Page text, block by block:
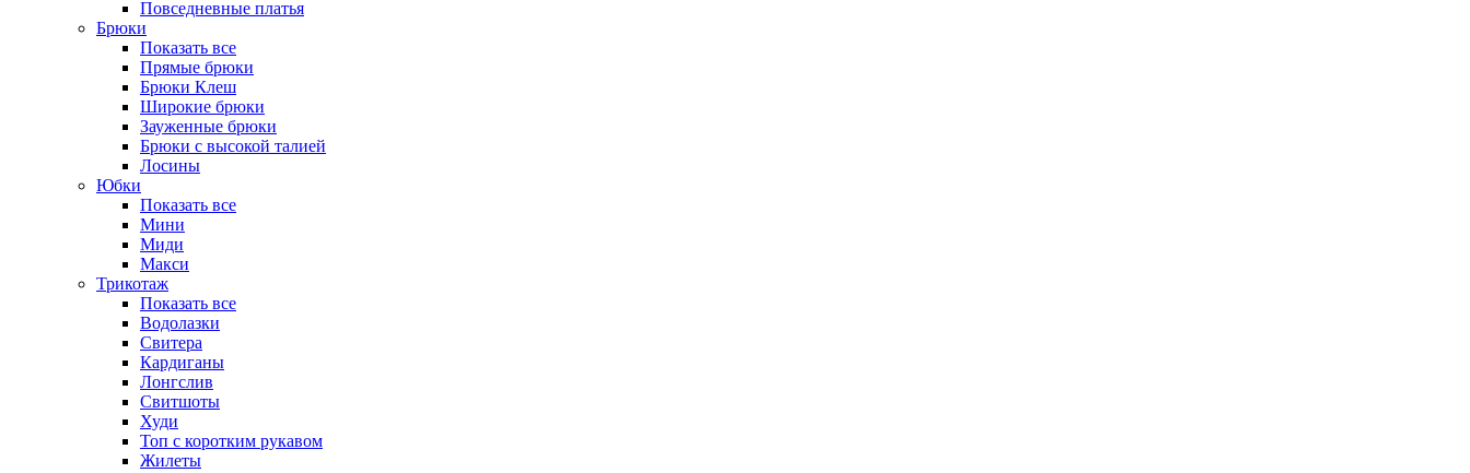
Повседневные платья
Брюки
Показать все
Прямые брюки
Брюки Клеш
Широкие брюки
Зауженные брюки
Брюки с высокой талией
Лосины
Юбки
Показать все
Мини
Миди
Макси
Трикотаж
Показать все
Водолазки
Свитера
Кардиганы
Лонгслив
Свитшоты
Худи
Топ с коротким рукавом
Жилеты